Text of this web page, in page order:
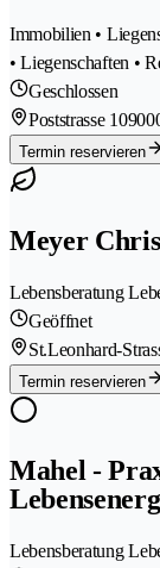
Immobilien •
• Liegenschaften •
Geschlossen
Poststrasse 10
Termin reservieren
Meyer
Lebensberatung
Geöffnet
St.Leonhard-
Termin reservieren
Mahel -
Lebensberatung